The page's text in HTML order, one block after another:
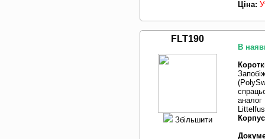
Ціна:
FLT190
Збільшити
В